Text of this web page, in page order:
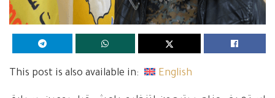
This post is also available in: English